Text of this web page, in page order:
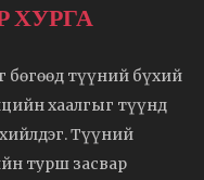
ХУРГА
бөгөөд түүний бүхий
хаалгыг түүнд
Түүний
турш засвар